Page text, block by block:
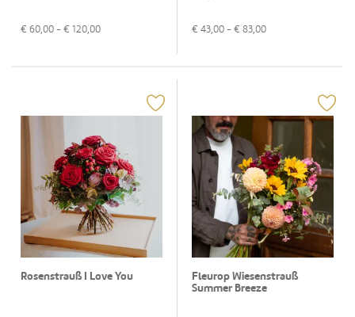
€ 60,00 - € 120,00 € 43,00 - € 83,00
Rosenstrauß I Love You
Fleurop Wiesenstrauß
Summer Breeze